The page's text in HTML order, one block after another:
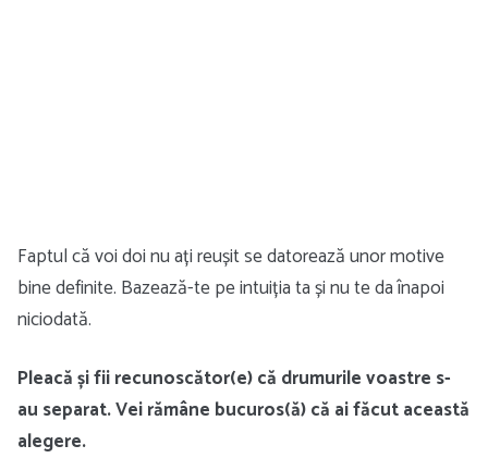
Faptul că voi doi nu ați reușit se datorează unor motive
bine definite. Bazează-te pe intuiția ta și nu te da înapoi
niciodată.
Pleacă și fii recunoscător(e) că drumurile voastre s-
au separat. Vei rămâne bucuros(ă) că ai făcut această
alegere.